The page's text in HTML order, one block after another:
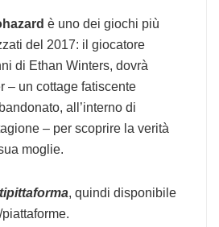
è uno dei giochi più
del 2017: il giocatore
di Ethan Winters, dovrà
– un cottage fatiscente
all’interno di
– per scoprire la verità
moglie.
, quindi disponibile